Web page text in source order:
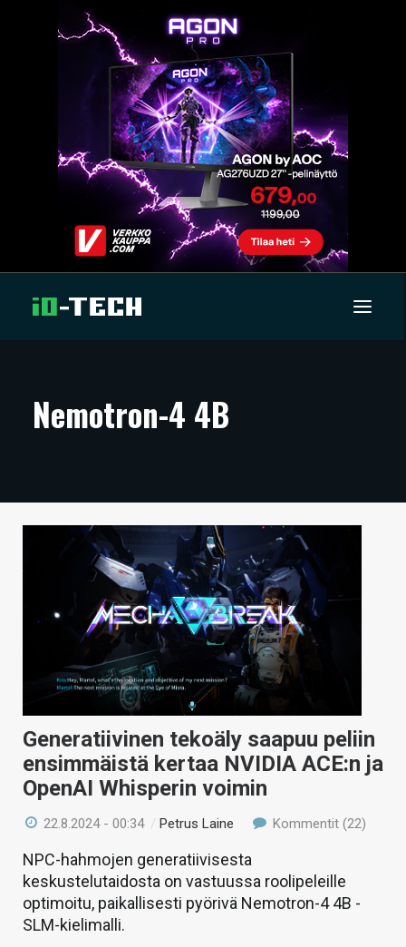
ARTIKKELIT
TECHBBS
KAUPPA
HAKU
Nemotron-4 4B
Generatiivinen tekoäly saapuu peliin
ensimmäistä kertaa NVIDIA ACE:n ja
OpenAI Whisperin voimin
22.8.2024 - 00:34 /Petrus Laine Kommentit (22)
NPC-hahmojen generatiivisesta
keskustelutaidosta on vastuussa roolipeleille
optimoitu, paikallisesti pyörivä Nemotron-4 4B -
SLM-kielimalli.